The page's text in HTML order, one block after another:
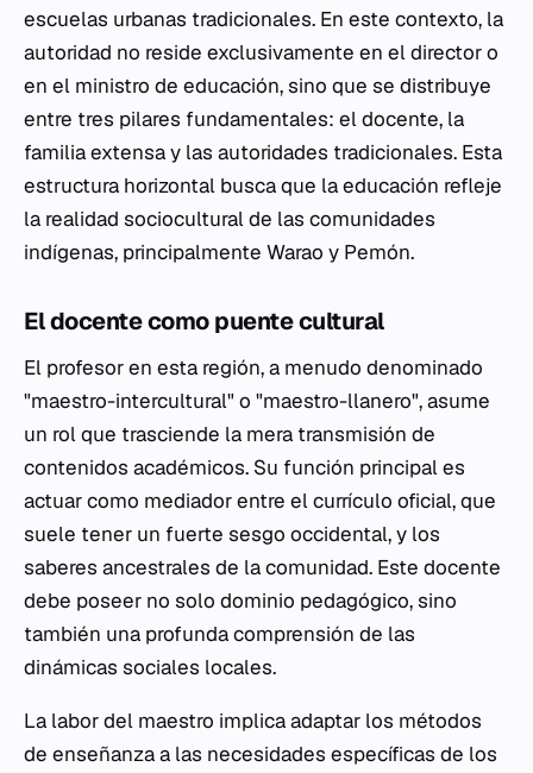
escuelas urbanas tradicionales. En este contexto, la
autoridad no reside exclusivamente en el director o
en el ministro de educación, sino que se distribuye
entre tres pilares fundamentales: el docente, la
familia extensa y las autoridades tradicionales. Esta
estructura horizontal busca que la educación refleje
la realidad sociocultural de las comunidades
indígenas, principalmente Warao y Pemón.
El docente como puente cultural
El profesor en esta región, a menudo denominado
"maestro-intercultural" o "maestro-llanero", asume
un rol que trasciende la mera transmisión de
contenidos académicos. Su función principal es
actuar como mediador entre el currículo oficial, que
suele tener un fuerte sesgo occidental, y los
saberes ancestrales de la comunidad. Este docente
debe poseer no solo dominio pedagógico, sino
también una profunda comprensión de las
dinámicas sociales locales.
La labor del maestro implica adaptar los métodos
de enseñanza a las necesidades específicas de los